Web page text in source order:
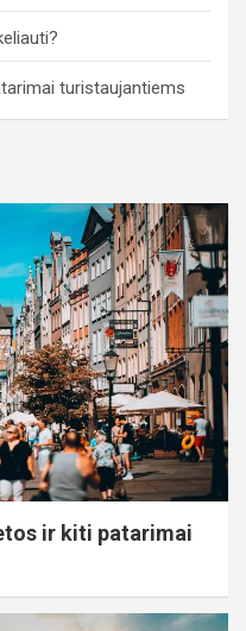
turistaujantiems
ir kiti patarimai